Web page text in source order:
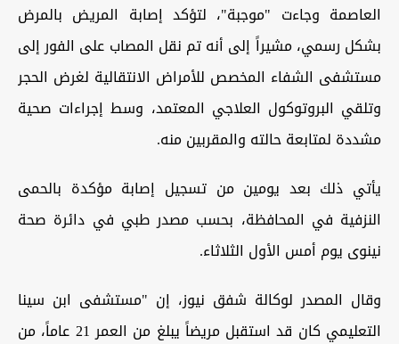
العاصمة وجاءت "موجبة"، لتؤكد إصابة المريض بالمرض
بشكل رسمي، مشيراً إلى أنه تم نقل المصاب على الفور إلى
مستشفى الشفاء المخصص للأمراض الانتقالية لغرض الحجر
وتلقي البروتوكول العلاجي المعتمد، وسط إجراءات صحية
مشددة لمتابعة حالته والمقربين منه.
يأتي ذلك بعد يومين من تسجيل إصابة مؤكدة بالحمى
النزفية في المحافظة، بحسب مصدر طبي في دائرة صحة
نينوى يوم أمس الأول الثلاثاء.
وقال المصدر لوكالة شفق نيوز، إن "مستشفى ابن سينا
التعليمي كان قد استقبل مريضاً يبلغ من العمر 21 عاماً، من